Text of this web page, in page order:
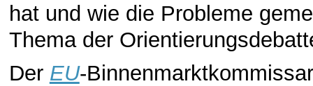
hat und wie die Probleme
Thema der
Der EU-